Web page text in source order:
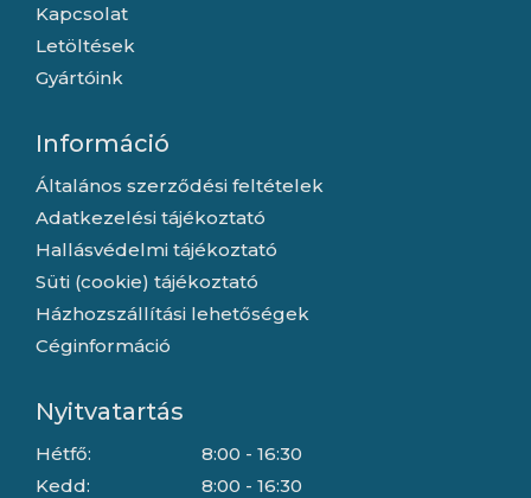
Kapcsolat
Letöltések
Gyártóink
Információ
Általános szerződési feltételek
Adatkezelési tájékoztató
Hallásvédelmi tájékoztató
Süti (cookie) tájékoztató
Házhozszállítási lehetőségek
Céginformáció
Nyitvatartás
Hétfő:
Kedd:
8:00 - 16:30
8:00 - 16:30